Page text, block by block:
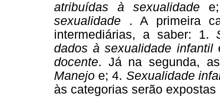
atribuídas à sexualidade
sexualidade . A primeira
intermediárias, a saber: 1.
dados à sexualidade infantil
docente. Já na segunda,
Manejo e; 4. Sexualidade
às categorias serão expostas